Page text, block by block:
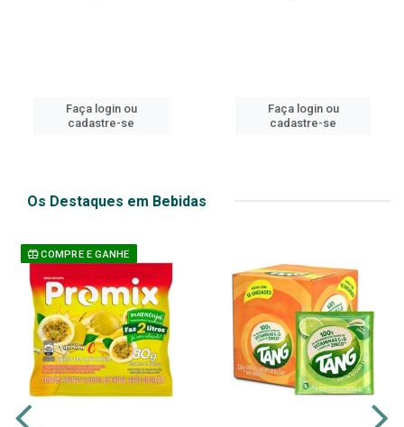
Faça login ou
cadastre-se
Faça login ou
cadastre-se
Os Destaques em Bebidas
COMPRE E GANHE